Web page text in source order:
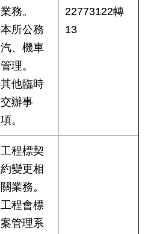
業務。
本所公務
汽、機車
管理。
其他臨時
交辦事
項。
22773122轉
13
工程標契
約變更相
關業務。
工程會標
案管理系